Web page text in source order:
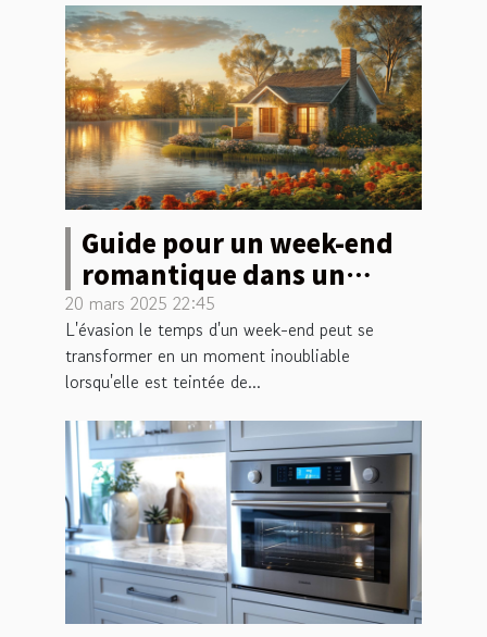
Guide pour un week-end
romantique dans un
cadre de charme
20 mars 2025 22:45
L'évasion le temps d'un week-end peut se
transformer en un moment inoubliable
lorsqu'elle est teintée de...